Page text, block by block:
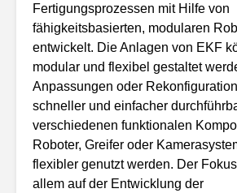
Fertigungsprozessen mit Hilfe von
fähigkeitsbasierten, modularen
entwickelt. Die Anlagen von EKF
modular und flexibel gestaltet
Anpassungen oder
schneller und einfacher
verschiedenen funktionalen
Roboter, Greifer oder
flexibler genutzt werden. Der
allem auf der Entwicklung der